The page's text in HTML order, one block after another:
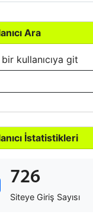
Ara
kullanıcıya git
İstatistikleri
726
Siteye Giriş Sayısı